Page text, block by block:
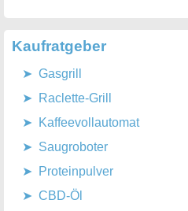
Kaufratgeber
Gasgrill
Raclette-Grill
Kaffeevollautomat
Saugroboter
Proteinpulver
CBD-Öl